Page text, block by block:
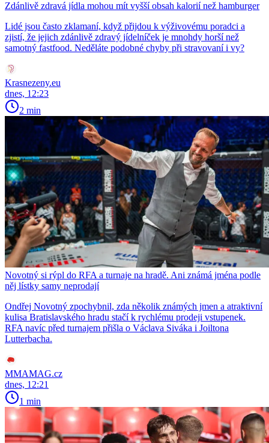
Zdánlivě zdravá jídla mohou mít vyšší obsah kalorií než hamburger
Lidé jsou často zklamaní, když přijdou k výživovému poradci a
zjistí, že jejich zdánlivě zdravý jídelníček je mnohdy horší než
samotný fastfood. Neděláte podobné chyby při stravovaní i vy?
Krasnezeny.eu
dnes, 12:23
2 min
Novotný si rýpl do RFA a turnaje na hradě. Ani známá jména podle
něj lístky samy neprodají
Ondřej Novotný zpochybnil, zda několik známých jmen a atraktivní
kulisa Bratislavského hradu stačí k rychlému prodeji vstupenek.
RFA navíc před turnajem přišla o Václava Siváka i Joiltona
Lutterbacha.
MMAMAG.cz
dnes, 12:21
1 min